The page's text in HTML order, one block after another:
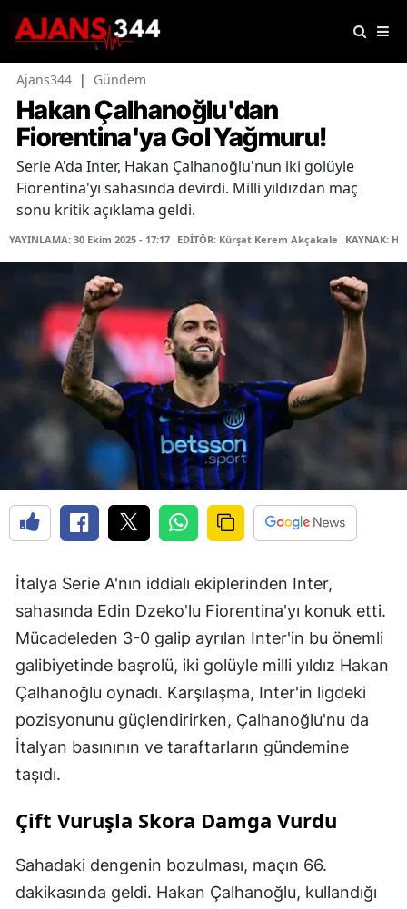
Ajans344 | Gündem
Hakan Çalhanoğlu'dan
Fiorentina'ya Gol Yağmuru!
Serie A'da Inter, Hakan Çalhanoğlu'nun iki golüyle
Fiorentina'yı sahasında devirdi. Milli yıldızdan maç
sonu kritik açıklama geldi.
YAYINLAMA: 30 Ekim 2025 - 17:17 EDİTÖR: Kürşat Kerem Akçakale KAYNAK:
İtalya Serie A'nın iddialı ekiplerinden Inter,
sahasında Edin Dzeko'lu Fiorentina'yı konuk etti.
Mücadeleden 3-0 galip ayrılan Inter'in bu önemli
galibiyetinde başrolü, iki golüyle milli yıldız Hakan
Çalhanoğlu oynadı. Karşılaşma, Inter'in ligdeki
pozisyonunu güçlendirirken, Çalhanoğlu'nu da
İtalyan basınının ve taraftarların gündemine
taşıdı.
Çift Vuruşla Skora Damga Vurdu
Sahadaki dengenin bozulması, maçın 66.
dakikasında geldi. Hakan Çalhanoğlu, kullandığı